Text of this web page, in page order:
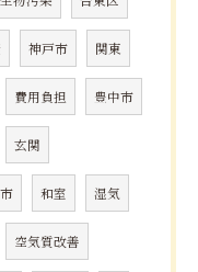
神戸市 関東
費用負担 豊中市
玄関
和室 湿気
空気質改善